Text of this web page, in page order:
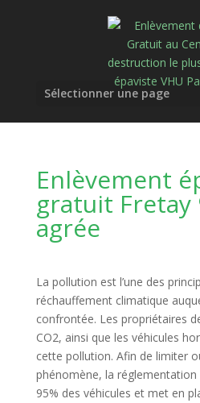
Sélectionner une page
Enlèvement
gratuit Fretay
agrée
La pollution est l’une des
réchauffement climatique
confrontée. Les propriétaires
CO2, ainsi que les véhicules
cette pollution. Afin de limiter
phénomène, la
95% des véhicules et met en